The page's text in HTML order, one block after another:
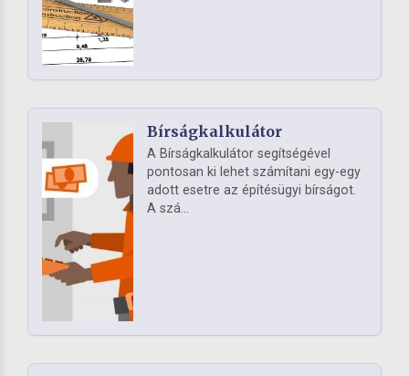
Bírságkalkulátor
A Bírságkalkulátor segítségével
pontosan ki lehet számítani egy-egy
adott esetre az építésügyi bírságot.
A szá...